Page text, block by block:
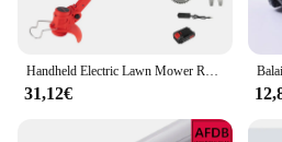
Handheld Electric Lawn Mower Rechargeable Adjustable Foldable Garden Brush Cutter Household Power Tool For Makita 18V Battery
31,12€